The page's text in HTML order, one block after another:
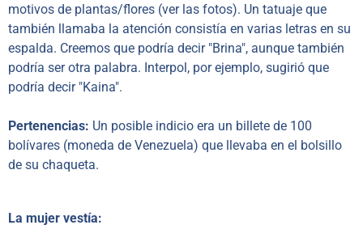
motivos de plantas/flores (ver las fotos). Un tatuaje que
también llamaba la atención consistía en varias letras en su
espalda. Creemos que podría decir "Brina", aunque también
podría ser otra palabra. Interpol, por ejemplo, sugirió que
podría decir "Kaina".
Pertenencias: Un posible indicio era un billete de 100
bolívares (moneda de Venezuela) que llevaba en el bolsillo
de su chaqueta.
La mujer vestía: